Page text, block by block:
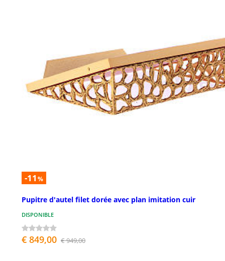
-11 %
Pupitre d'autel filet dorée avec plan imitation cuir
DISPONIBLE
€ 849,00 € 949,00